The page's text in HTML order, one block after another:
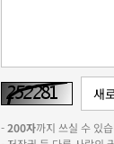
-200자까지 쓰실 수 있